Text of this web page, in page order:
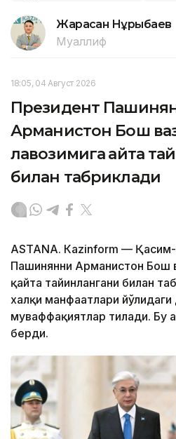
Жарасқан Нұрыбаев
Муаллиф
18:05, 04 Август 2026
Президент
Арманистон Бош
лавозимига қайта
билан табриклади
ASTANА. Кazinform —
Пашинянни Арманистон Бош
қайта тайинлангани билан
халқи манфаатлари
муваффақиятлар тилади. Бу
берди.